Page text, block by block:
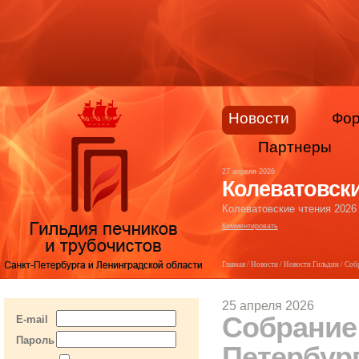
25 апреля 2026
Главная/ Новости/ Новости Гильдии/
E-mail
Пароль
Новости
Партнеры
27 апреля 2026
Колеватовские чтения
Комментировать